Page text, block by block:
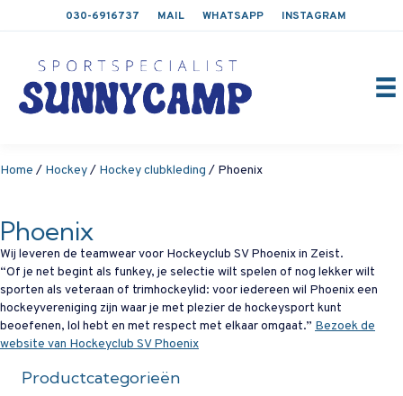
030-6916737 MAIL WHATSAPP INSTAGRAM
Home / Hockey/ Hockey clubkleding / Phoenix
Phoenix
Wij leveren de teamwear voor Hockeyclub SV Phoenix in Zeist.
“Of je net begint als funkey, je selectie wilt spelen of nog lekker wilt
sporten als veteraan of trimhockeylid: voor iedereen wil Phoenix een
hockeyvereniging zijn waar je met plezier de hockeysport kunt
beoefenen, lol hebt en met respect met elkaar omgaat.” Bezoek de
website van Hockeyclub SV Phoenix
Productcategorieën